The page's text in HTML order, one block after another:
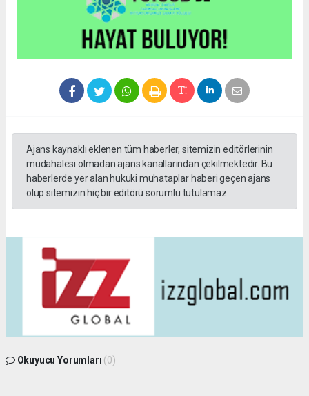
Ajans kaynaklı eklenen tüm haberler, sitemizin editörlerinin
müdahalesi olmadan ajans kanallarından çekilmektedir. Bu
haberlerde yer alan hukuki muhataplar haberi geçen ajans
olup sitemizin hiç bir editörü sorumlu tutulamaz.
Okuyucu Yorumları (0)